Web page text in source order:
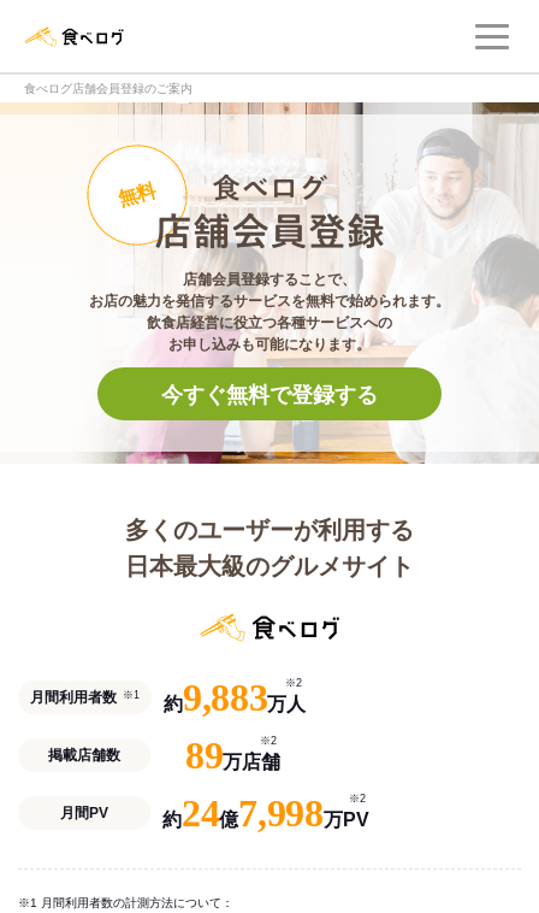
食べログ店舗会員登録のご案内
食べログ店舗会員
無料
店舗会員登録することで、
お店の魅力を発信するサービスを無料で始められます。
飲食店経営に役立つ各種サービスへの
お申し込みも可能になります。
今すぐ無料で登録する
多くのユーザーが利用する
日本最大級のグルメサイト
月間利用者数 ※1 約9,883万人
※2
掲載店舗数 89万店舗
※2
月間PV 約24億7,998万PV
※2
※1 月間利用者数の計測方法について：